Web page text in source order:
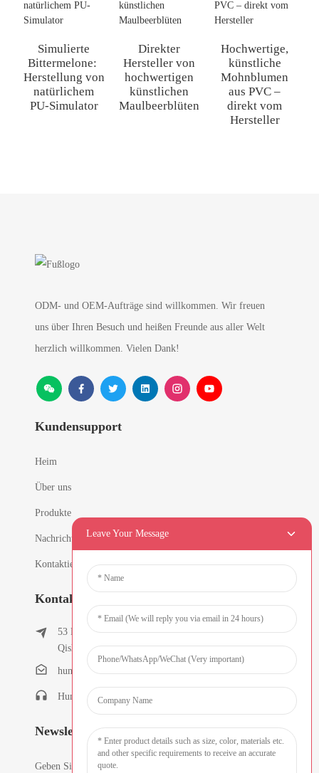
Simulierte
Bittermelone: ​​
Herstellung von
natürlichem
PU-Simulator
Direkter
Hersteller von
hochwertigen
künstlichen
Maulbeerblüten
Hochwertige,
künstliche
Mohnblumen
aus PVC –
direkt vom
Hersteller
ODM- und OEM-Aufträge sind willkommen. Wir freuen
uns über Ihren Besuch und heißen Freunde aus aller Welt
herzlich willkommen. Vielen Dank!
Kundensupport
Heim
Über uns
Produkte
Nachricht
Kontaktieren Sie uns
Kontaktinformationen
53 East Chunfeng Road, Dorf Tielukeng, Stadt
Qishi, Dongguan, Guangdong, China
humanlu@foxmail.com
Humanlu: +86-15818288461
Newsletter
Geben Sie Ihre E-Mail-Adresse ein und wir senden Ihnen die
Leave Your Message